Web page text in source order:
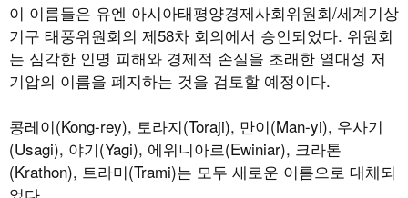
이 이름들은 유엔 아시아태평양경제사회위원회/세계기상
기구 태풍위원회의 제58차 회의에서 승인되었다. 위원회
는 심각한 인명 피해와 경제적 손실을 초래한 열대성 저
기압의 이름을 폐지하는 것을 검토할 예정이다.
콩레이(Kong-rey), 토라지(Toraji), 만이(Man-yi), 우사기
(Usagi), 야기(Yagi), 에위니아르(Ewiniar), 크라톤
(Krathon), 트라미(Trami)는 모두 새로운 이름으로 대체되